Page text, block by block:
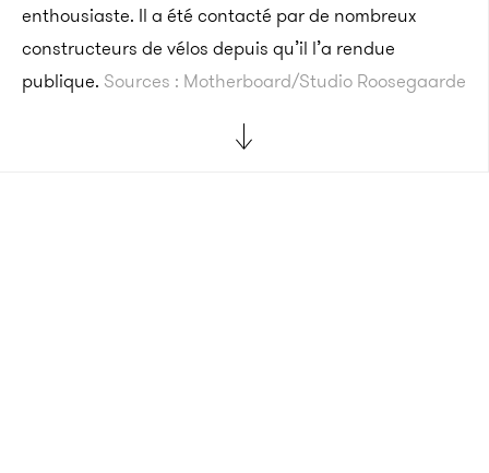
enthousiaste. Il a été contacté par de nombreux
constructeurs de vélos depuis qu’il l’a rendue
publique. Sources : Motherboard/Studio Roosegaarde